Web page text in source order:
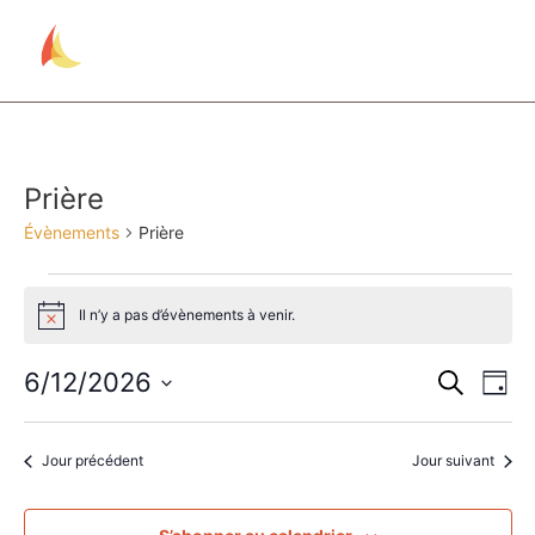
Prière
Évènements Prière
NoticeIl n’y a pas d’évènements à venir.
et
de
Recherche
de
Jour
6/12/2026
une
date.Jour précédent Jour suivant